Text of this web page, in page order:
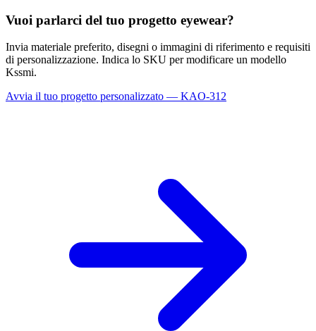
Vuoi parlarci del tuo progetto eyewear?
Invia materiale preferito, disegni o immagini di riferimento e requisiti
di personalizzazione. Indica lo SKU per modificare un modello
Kssmi.
Avvia il tuo progetto personalizzato — KAO-312